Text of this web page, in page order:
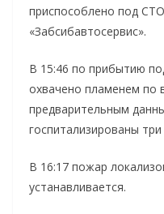
приспособлено под
«Забсибавтосервис».
В 15:46 по прибытию
охвачено пламенем по
предварительным
госпитализированы
В 16:17 пожар
устанавливается.